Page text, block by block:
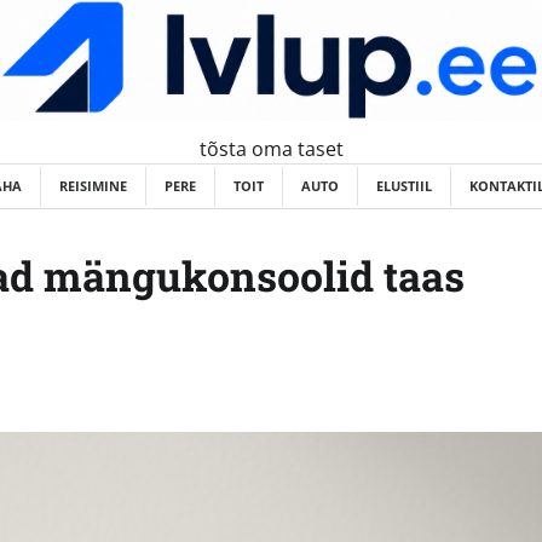
tõsta oma taset
REISIMINE PERE TOIT AUTO ELUSTIIL
mängukonsoolid taas